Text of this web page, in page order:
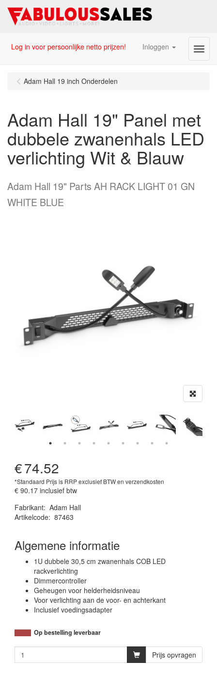
Log in voor persoonlijke netto prijzen! Inloggen Menu
Adam Hall 19 inch Onderdelen
Adam Hall 19" Panel met
dubbele zwanenhals LED
verlichting Wit & Blauw
Adam Hall 19" Parts AH RACK LIGHT 01 GN
WHITE BLUE
€74.52
*Standaard Prijs is RRP exclusief BTW en verzendkosten
€ 90.17 inclusief btw
Fabrikant: Adam Hall
Artikelcode: 87463
Algemene informatie
1U dubbele 30,5 cm zwanenhals COB LED
rackverlichting
Dimmercontroller
Geheugen voor helderheidsniveau
Voor verlichting aan de voor- en achterkant
Inclusief voedingsadapter
Op bestelling leverbaar
Prijs opvragen